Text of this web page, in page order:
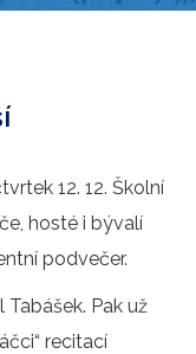
12. 12. Školní
hosté i bývalí
podvečer.
Pak už
recitací